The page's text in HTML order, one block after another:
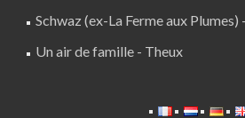
Schwaz (ex-La Ferme aux Plumes)
Un air de famille - Theux